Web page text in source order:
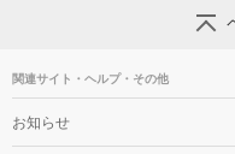
関連サイト・ヘルプ・その他
お知らせ